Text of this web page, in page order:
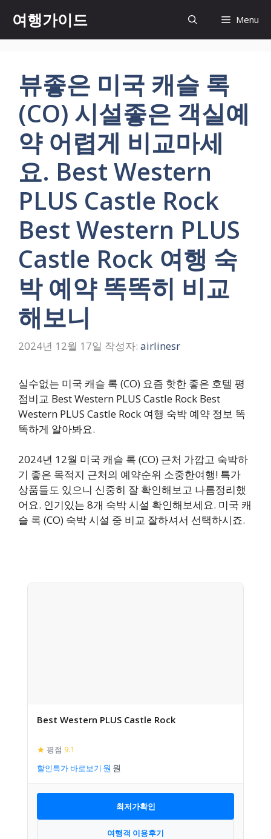
츠
여행가이드 Menu
뷰좋은 미국 캐슬 록
(CO) 시설좋은 객실예
약 어렵게 비교마세
요. Best Western
PLUS Castle Rock
Best Western PLUS
Castle Rock 여행 숙
박 예약 똑똑히 비교
해보니
2024년 12월 17일 작성자: airlinesr
실수없는 미국 캐슬 록 (CO) 요즘 핫한 좋은 호텔 평
점비교 Best Western PLUS Castle Rock Best
Western PLUS Castle Rock 여행 숙박 예약 정보 똑
똑하게 알아봐요.
2024년 12월 미국 캐슬 록 (CO) 근처 가깝고 숙박하
기 좋은 목적지 근처의 예약순위 소중한여행! 특가
상품들도 있으니 신중히 잘 확인해보고 나름정리했
어요. 인기있는 8개 숙박 시설 확인해보세요. 미국 캐
슬 록 (CO) 숙박 시설 중 비교 잘하셔서 선택하시죠.
Best Western PLUS Castle Rock
★ 평점 9.1
할인특가 바로보기
최저가확인
여행객 이용후기